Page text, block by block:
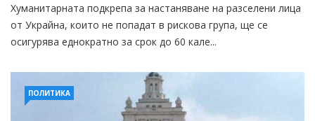
Хуманитарната подкрепа за настаняване на разселени лица
от Украйна, които не попадат в рискова група, ще се
осигурява еднократно за срок до 60 кале...
ПОЛИТИКА